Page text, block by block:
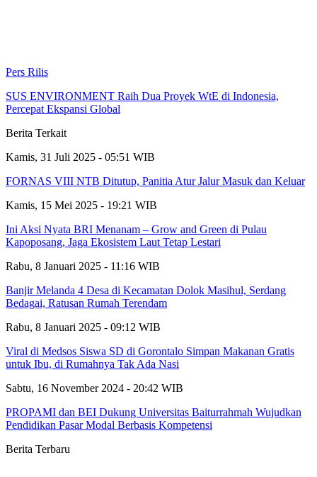
Pers Rilis
SUS ENVIRONMENT Raih Dua Proyek WtE di Indonesia,
Percepat Ekspansi Global
Berita Terkait
Kamis, 31 Juli 2025 - 05:51 WIB
FORNAS VIII NTB Ditutup, Panitia Atur Jalur Masuk dan Keluar
Kamis, 15 Mei 2025 - 19:21 WIB
Ini Aksi Nyata BRI Menanam – Grow and Green di Pulau
Kapoposang, Jaga Ekosistem Laut Tetap Lestari
Rabu, 8 Januari 2025 - 11:16 WIB
Banjir Melanda 4 Desa di Kecamatan Dolok Masihul, Serdang
Bedagai, Ratusan Rumah Terendam
Rabu, 8 Januari 2025 - 09:12 WIB
Viral di Medsos Siswa SD di Gorontalo Simpan Makanan Gratis
untuk Ibu, di Rumahnya Tak Ada Nasi
Sabtu, 16 November 2024 - 20:42 WIB
PROPAMI dan BEI Dukung Universitas Baiturrahmah Wujudkan
Pendidikan Pasar Modal Berbasis Kompetensi
Berita Terbaru